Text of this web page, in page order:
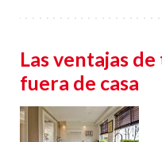
Las ventajas
fuera de casa